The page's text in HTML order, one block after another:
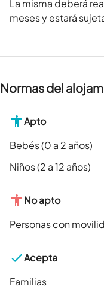
La misma deberá
meses y estará
Normas del
Apto
Bebés (0 a 2 años)
Niños (2 a 12 años)
No apto
Personas con
Acepta
Familias